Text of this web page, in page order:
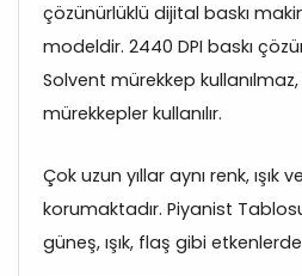
çözünürlüklü dijital baskı
modeldir. 2440 DPI baskı
Solvent mürekkep kullanılmaz,
mürekkepler kullanılır.
Çok uzun yıllar aynı renk, ışık
korumaktadır. Piyanist
güneş, ışık, flaş gibi